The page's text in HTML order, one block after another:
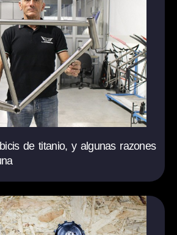
de titanio, y algunas razones